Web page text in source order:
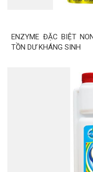
ENZYME ĐẶC BIỆT
TỒN DƯ KHÁNG SINH